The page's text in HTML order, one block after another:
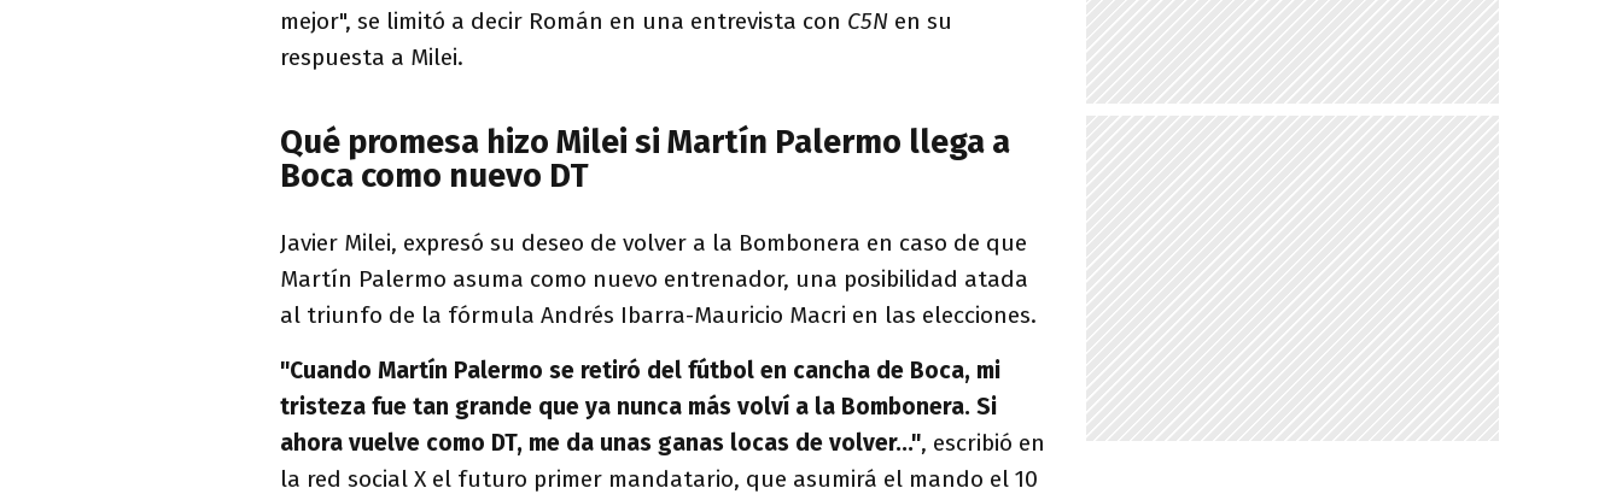
mejor", se limitó a decir Román en una entrevista con C5N en su
respuesta a Milei.
Qué promesa hizo Milei si Martín Palermo llega a
Boca como nuevo DT
Javier Milei, expresó su deseo de volver a la Bombonera en caso de que
Martín Palermo asuma como nuevo entrenador, una posibilidad atada
al triunfo de la fórmula Andrés Ibarra-Mauricio Macri en las elecciones.
"Cuando Martín Palermo se retiró del fútbol en cancha de Boca, mi
tristeza fue tan grande que ya nunca más volví a la Bombonera. Si
ahora vuelve como DT, me da unas ganas locas de volver...", escribió en
la red social X el futuro primer mandatario, que asumirá el mando el 10